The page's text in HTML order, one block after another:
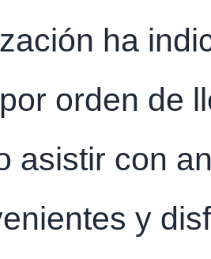
ha
orden de
asistir con
y